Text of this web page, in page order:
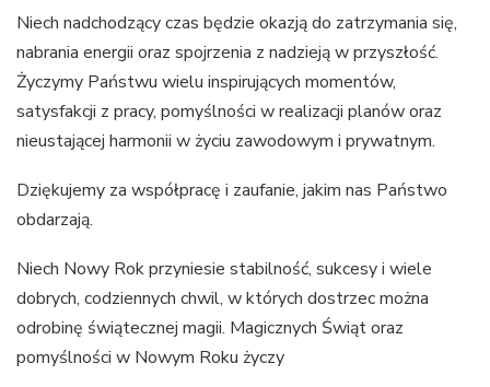
Niech nadchodzący czas będzie okazją do zatrzymania się,
nabrania energii oraz spojrzenia z nadzieją w przyszłość.
Życzymy Państwu wielu inspirujących momentów,
satysfakcji z pracy, pomyślności w realizacji planów oraz
nieustającej harmonii w życiu zawodowym i prywatnym.
Dziękujemy za współpracę i zaufanie, jakim nas Państwo
obdarzają.
Niech Nowy Rok przyniesie stabilność, sukcesy i wiele
dobrych, codziennych chwil, w których dostrzec można
odrobinę świątecznej magii. Magicznych Świąt oraz
pomyślności w Nowym Roku życzy